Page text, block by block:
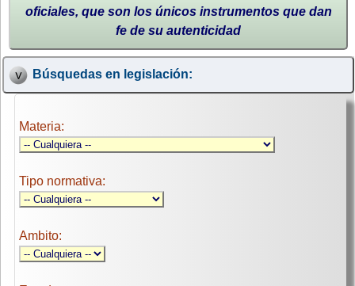
oficiales, que son los únicos instrumentos que dan
fe de su autenticidad
Búsquedas en legislación:
Materia:
Tipo normativa:
Ambito: